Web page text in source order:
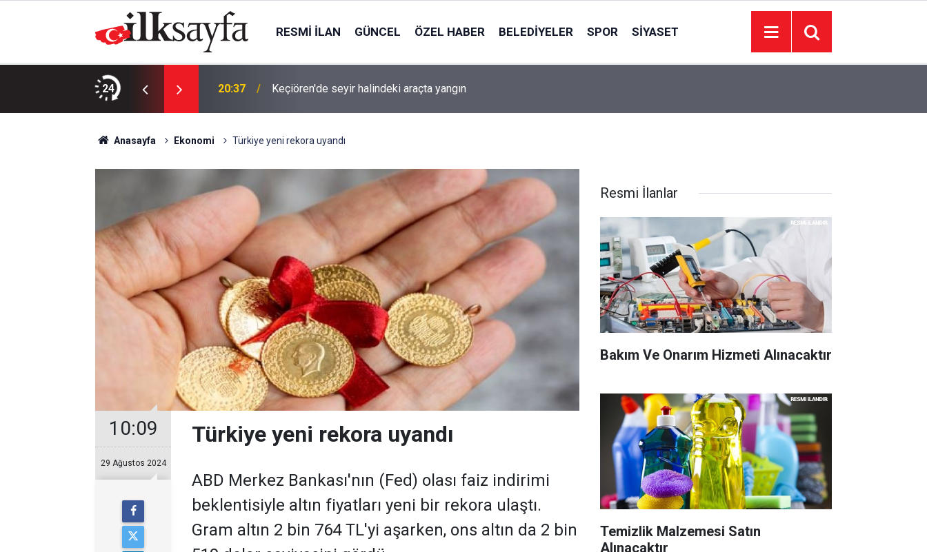
RESMI İLAN GÜNCEL ÖZEL HABER BELEDIYELER SPOR SIYASET
24 20:37 Keçiören'de seyir halindeki araçta yangın
Anasayfa Ekonomi Türkiye yeni rekora uyandı
10:09
29 Ağustos 2024
Türkiye yeni rekora uyandı
ABD Merkez Bankası'nın (Fed) olası faiz indirimi
beklentisiyle altın fiyatları yeni bir rekora ulaştı.
Gram altın 2 bin 764 TL'yi aşarken, ons altın da 2 bin
Resmi İlanlar
Bakım Ve Onarım Hizmeti Alınacaktır
Temizlik Malzemesi Satın
Alınacaktır